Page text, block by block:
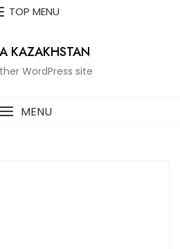
TOP MENU
KAZAKHSTAN
WordPress site
MENU